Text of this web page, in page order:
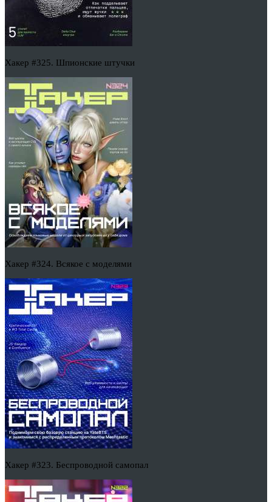
Хакер #325. Шпионские штучки
Хакер #324. Всякое с моделями
Хакер #323. Беспроводной самопал